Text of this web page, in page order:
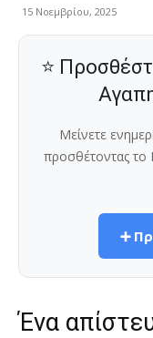
15 Νοεμβρίου, 2025
⭐
Μείνετε
προσθέτοντας το
➕
Ένα